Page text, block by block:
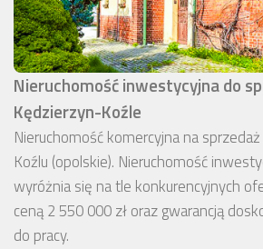
Nieruchomość inwestycyjna do
Kędzierzyn-Koźle
Nieruchomość komercyjna na
Koźlu (opolskie). Nieruchomość
wyróżnia się na tle konkurencyjnych
ceną 2 550 000 zł oraz gwarancją
do pracy.